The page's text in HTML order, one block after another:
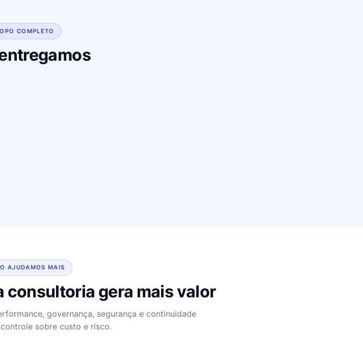
COMPLETO
AJUDAMOS MAIS
consultoria gera mais valor
governança, segurança e continuidade
sobre custo e risco.